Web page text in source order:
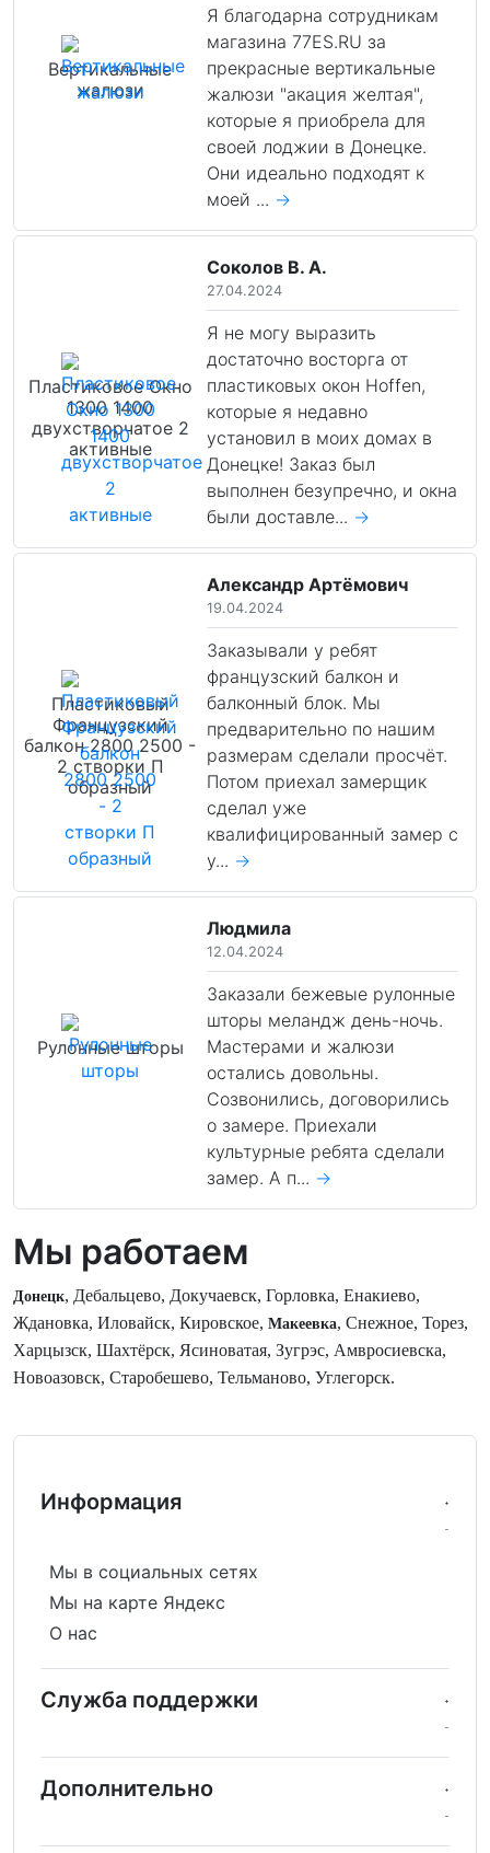
Вертикальные
жалюзи
Я благодарна сотрудникам
магазина 77ES.RU за
прекрасные вертикальные
жалюзи "акация желтая",
которые я приобрела для
своей лоджии в Донецке.
Они идеально подходят к
моей ... →
Пластиковое Окно
1300 1400
двухстворчатое 2
активные
Соколов В. А.
27.04.2024
Я не могу выразить
достаточно восторга от
пластиковых окон Hoffen,
которые я недавно
установил в моих домах в
Донецке! Заказ был
выполнен безупречно, и окна
были доставле... →
Пластиковый
Французский
балкон 2800 2500 -
2 створки П
образный
Александр Артёмович
19.04.2024
Заказывали у ребят
французский балкон и
балконный блок. Мы
предварительно по нашим
размерам сделали просчёт.
Потом приехал замерщик
сделал уже
квалифицированный замер с
у... →
Рулонные шторы
Людмила
12.04.2024
Заказали бежевые рулонные
шторы меландж день-ночь.
Мастерами и жалюзи
остались довольны.
Созвонились, договорились
о замере. Приехали
культурные ребята сделали
замер. А п... →
Мы работаем
Донецк, Дебальцево, Докучаевск, Горловка, Енакиево,
Ждановка, Иловайск, Кировское, Макеевка, Снежное, Торез,
Харцызск, Шахтёрск, Ясиноватая, Зугрэс, Амвросиевска,
Новоазовск, Старобешево, Тельманово, Углегорск.
Информация
Мы в социальных сетях
Мы на карте Яндекс
О нас
Служба поддержки
Дополнительно